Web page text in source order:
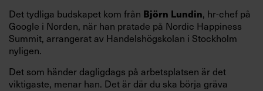
Det tydliga budskapet kom från Björn Lundin, hr-chef på
Google i Norden, när han pratade på Nordic Happiness
Summit, arrangerat av Handelshögskolan i Stockholm
nyligen.
Det som händer dagligdags på arbetsplatsen är det
viktigaste, menar han. Det är där du ska börja gräva